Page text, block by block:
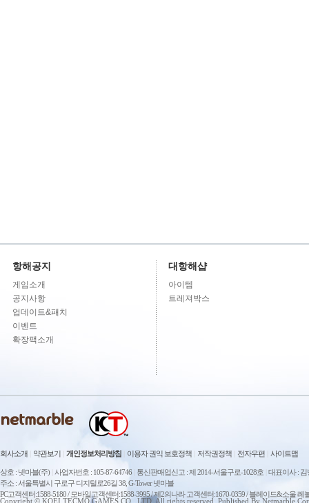
항해공지
게임소개
공지사항
업데이트&패치
이벤트
확장팩소개
대항해샵
아이템
트레져박스
회사소개 약관보기 개인정보처리방침 이용자 권익 보호정책 저작권정책 전자우편 사이트맵
상호 : 넷마블(주) 사업자번호 : 105-87-64746 통신판매업신고 : 제 2014-서울구로-1028호 대표이사 : 김
주소 : 서울특별시 구로구 디지털로26길 38, G-Tower 넷마블
PC고객센터:1588-5180 / 모바일고객센터:1588-3995 / 제2의나라 고객센터:1670-0359 / 블레이드&소울
Copyright © KOEI TECMO GAMES CO., LTD. All rights reserved, Published By Netmarble